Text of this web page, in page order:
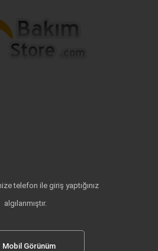
telefon ile giriş yaptığınız
algılanmıştır.
Mobil Görünüm